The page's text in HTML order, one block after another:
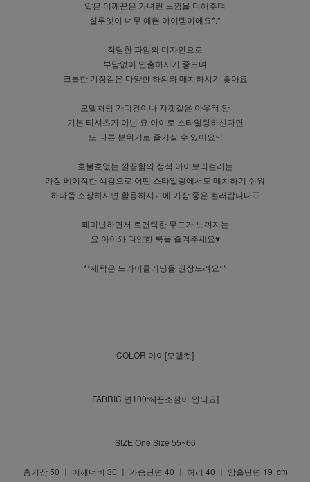
얇은 어깨끈은 가녀린 느낌을 더해주며
실루엣이 너무 예쁜 아이템이에요*.*
적당한 파임의 디자인으로
부담없이 연출하시기 좋으며
크롭한 기장감은 다양한 하의와 매치하시기 좋아요
모델처럼 가디건이나 자켓같은 아우터 안
기본 티셔츠가 아닌 요 아이로 스타일링하신다면
또 다른 분위기로 즐기실 수 있어요~!
호불호없는 깔끔함의 정석 아이보리컬러는
가장 베이직한 색감으로 어떤 스타일링에서도 매치하기 쉬워
하나쯤 소장하시면 활용하시기에 가장 좋은 컬러랍니다♡
페미닌하면서 로맨틱한 무드가 느껴지는
요 아이와 다양한 룩을 즐겨주세요♥
**세탁은 드라이클리닝을 권장드려요**
COLOR 아이[모델컷]
FABRIC 면100%[끈조절이 안되요]
SIZE One Size 55~66
총기장 50 ㅣ 어깨너비 30 ㅣ 가슴단면 40 ㅣ 허리 40 ㅣ 암홀단면 19 cm